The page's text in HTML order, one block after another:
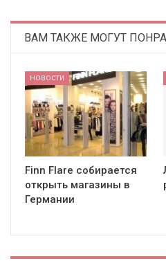
ВАМ ТАКЖЕ МОГУТ
НОВОСТИ
Finn Flare собирается
открыть магазины в
Германии